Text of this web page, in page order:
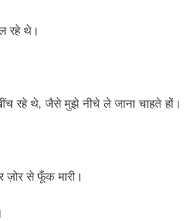
रहे थे।
रहे थे, जैसे मुझे नीचे ले जाना चाहते हों।
ज़ोर से फूँक मारी।